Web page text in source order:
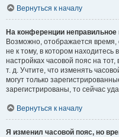
Вернуться к началу
На конференции неправильное
Возможно, отображается время,
не к тому, в котором
настройках часовой пояс на
т. д. Учтите, что изменять
могут только
зарегистрированы, то сейчас
Вернуться к началу
Я изменил часовой пояс, но